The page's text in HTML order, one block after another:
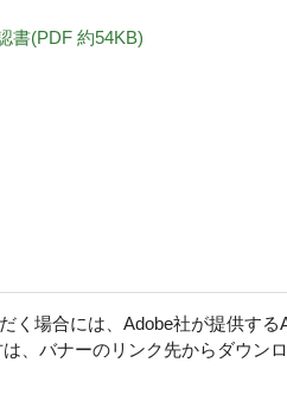
書(PDF 約54KB)
く場合には、Adobe社が提供する
、バナーのリンク先からダウン